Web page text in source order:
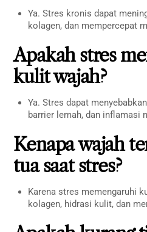
Ya. Stres kronis dapat
kolagen, dan mempercepat
Apakah stres
kulit wajah?
Ya. Stres dapat
barrier lemah, dan inflamasi
Kenapa wajah
tua saat stres?
Karena stres memengaruhi
kolagen, hidrasi kulit, dan